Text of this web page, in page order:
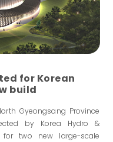
for Korean
build
Gyeongsang Province
by Korea Hydro &
for two new large-scale